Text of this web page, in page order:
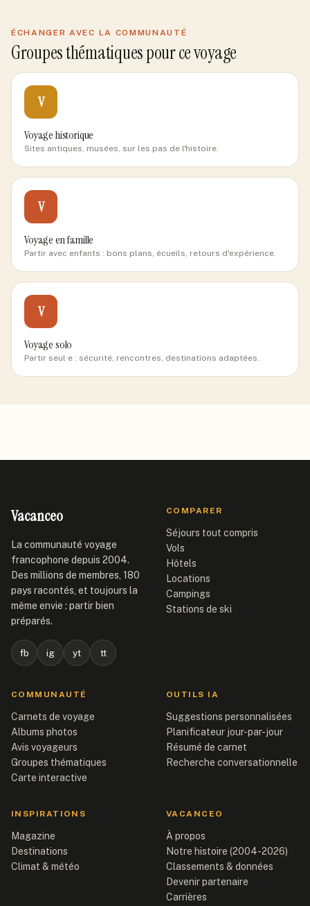
ÉCHANGER AVEC LA COMMUNAUTÉ
Groupes thématiques pour ce voyage
V
Voyage historique
Sites antiques, musées, sur les pas de l'histoire.
V
Voyage en famille
Partir avec enfants : bons plans, écueils, retours d'expérience.
V
Voyage solo
Partir seul·e : sécurité, rencontres, destinations adaptées.
Vacanceo
La communauté voyage
francophone depuis 2004.
Des millions de membres, 180
pays racontés, et toujours la
même envie : partir bien
préparés.
fb ig yt tt
COMPARER
Séjours tout compris
Vols
Hôtels
Locations
Campings
Stations de ski
COMMUNAUTÉ
Carnets de voyage
Albums photos
Avis voyageurs
Groupes thématiques
Carte interactive
OUTILS IA
Suggestions personnalisées
Planificateur jour-par-jour
Résumé de carnet
Recherche conversationnelle
INSPIRATIONS
Magazine
Destinations
Climat & météo
VACANCEO
À propos
Notre histoire (2004-2026)
Classements & données
Devenir partenaire
Carrières